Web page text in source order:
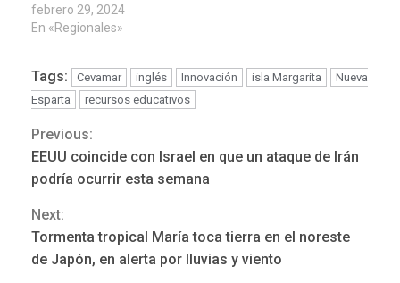
febrero 29, 2024
En «Regionales»
Tags: Cevamar inglés Innovación isla Margarita
Nueva
Esparta
recursos educativos
Continue
Reading
Previous:
EEUU coincide con Israel en que un ataque de Irán
podría ocurrir esta semana
Next:
Tormenta tropical María toca tierra en el noreste
de Japón, en alerta por lluvias y viento
3
POLÍTICA
TITULARES
ÚLTIMA HORA
diálogo en Venezuela